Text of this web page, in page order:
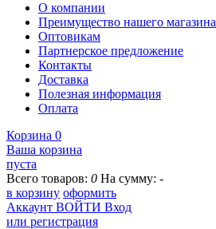
О компании
Преимущество нашего магазина
Оптовикам
Партнерское предложение
Контакты
Доставка
Полезная информация
Оплата
Корзина 0
Ваша корзина
пуста
Всего товаров: 0 На сумму: -
в корзину оформить
Аккаунт ВОЙТИ Вход
или регистрация